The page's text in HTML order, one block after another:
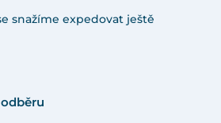
snažíme expedovat ještě